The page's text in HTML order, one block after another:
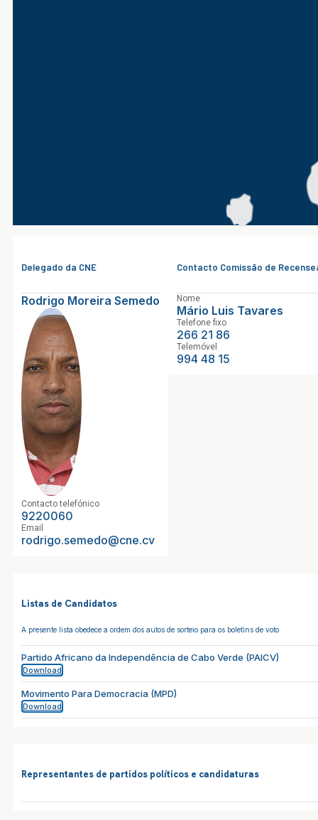
Delegado da CNE
Rodrigo Moreira Semedo
Contacto telefónico
9220060
Email
rodrigo.semedo@cne.cv
Contacto Comissão de
Nome
Mário Luis Tavares
Telefone fixo
266 21 86
Telemóvel
994 48 15
Listas de Candidatos
A presente lista obedece a ordem dos autos de sorteio para os boletins de voto
Partido Africano da Independência de Cabo Verde (PAICV)
Download
Movimento Para Democracia (MPD)
Download
Representantes de partidos políticos e candidaturas